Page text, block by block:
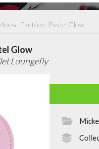
Fantôme Pastel Glow
Glow
Loungefly